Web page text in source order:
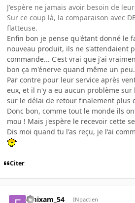
J'espère ne jamais avoir besoin de
Sur ce coup là, la comparaison avec
flatteuse.
Enfin bon je pense qu'étant donné le
nouveau produit, ils ne s'attendaient
commande... C'est vrai que j'ai
bon ça m'énerve quand même un
Par contre pour leur service après
eux, et il n'y a eu aucun problème
sur le délai de retour finalement plus
Donc bon, comme tout le monde ils
mou ! Mais j'espère le recevoir cette
Dis moi quand tu l'as reçu, je l'ai
Citer
emixam_54 INpactien